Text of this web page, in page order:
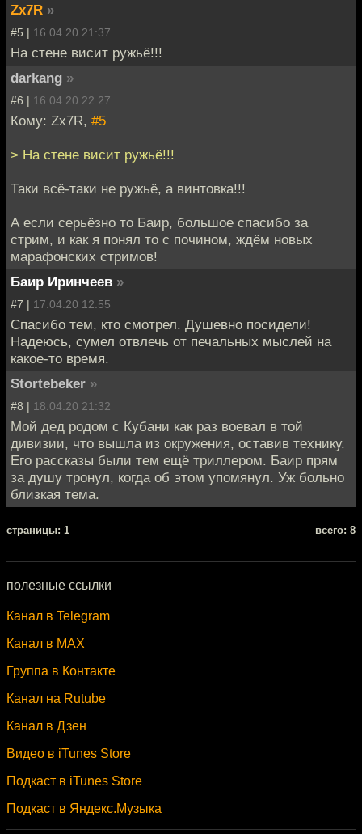
Zx7R »
#5 | 16.04.20 21:37
На стене висит ружьё!!!
darkang »
#6 | 16.04.20 22:27
Кому: Zx7R, #5
> На стене висит ружьё!!!
Таки всё-таки не ружьё, а винтовка!!!
А если серьёзно то Баир, большое спасибо за
стрим, и как я понял то с почином, ждём новых
марафонских стримов!
Баир Иринчеев »
#7 | 17.04.20 12:55
Спасибо тем, кто смотрел. Душевно посидели!
Надеюсь, сумел отвлечь от печальных мыслей на
какое-то время.
Stortebeker »
#8 | 18.04.20 21:32
Мой дед родом с Кубани как раз воевал в той
дивизии, что вышла из окружения, оставив технику.
Его рассказы были тем ещё триллером. Баир прям
за душу тронул, когда об этом упомянул. Уж больно
близкая тема.
cтраницы: 1 всего: 8
полезные ссылки
Канал в Telegram
Канал в MAX
Группа в Контакте
Канал на Rutube
Канал в Дзен
Видео в iTunes Store
Подкаст в iTunes Store
Подкаст в Яндекс.Музыка